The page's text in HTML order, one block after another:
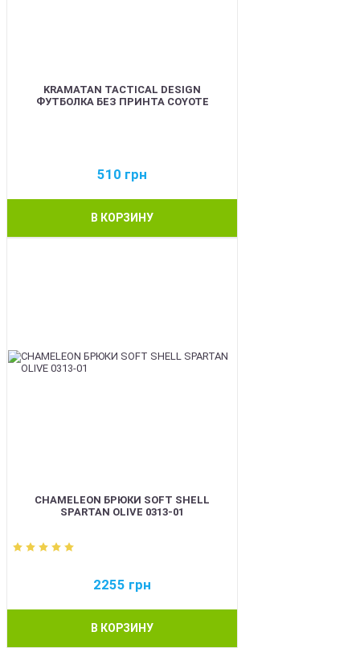
KRAMATAN TACTICAL DESIGN
ФУТБОЛКА БЕЗ ПРИНТА COYOTE
510 грн
В КОРЗИНУ
CHAMELEON БРЮКИ SOFT SHELL
SPARTAN OLIVE 0313-01
2255 грн
В КОРЗИНУ